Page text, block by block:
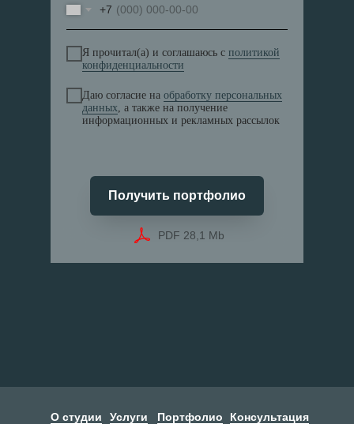
Получить портфолио
PDF 28,1 Mb
+7
Я прочитал(а) и соглашаюсь с политикой
конфиденциальности
Даю согласие на обработку персональных
данных , а также на получение
информационных и рекламных рассылок
О студии Консультация
Услуги Портфолио